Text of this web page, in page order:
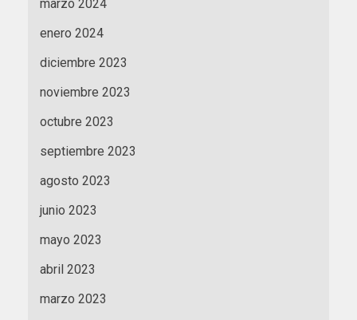
marzo 2024
enero 2024
diciembre 2023
noviembre 2023
octubre 2023
septiembre 2023
agosto 2023
junio 2023
mayo 2023
abril 2023
marzo 2023